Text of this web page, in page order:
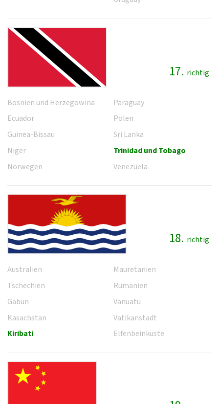
17. richtig
Bosnien und Herzegowina
Ecuador
Guinea-Bissau
Niger
Norwegen
Paraguay
Polen
Sri Lanka
Trinidad und Tobago
Venezuela
18. richtig
Australien
Tschechien
Gabun
Kasachstan
Kiribati
Mauretanien
Rumänien
Vanuatu
Vatikanstadt
Elfenbeinküste